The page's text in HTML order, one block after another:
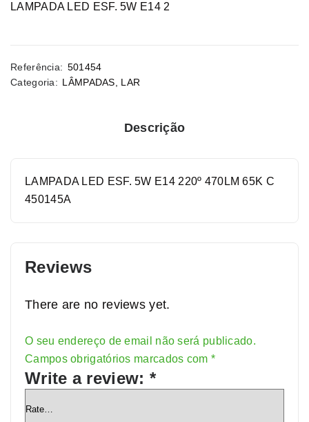
LAMPADA LED ESF. 5W E14 2
Referência: 501454
Categoria: LÂMPADAS LAR
Descrição
LAMPADA LED ESF. 5W E14 220º 470LM 65K C
450145A
Reviews
There are no reviews yet.
O seu endereço de email não será publicado.
Campos obrigatórios marcados com *
Write a review: *
Alternative: